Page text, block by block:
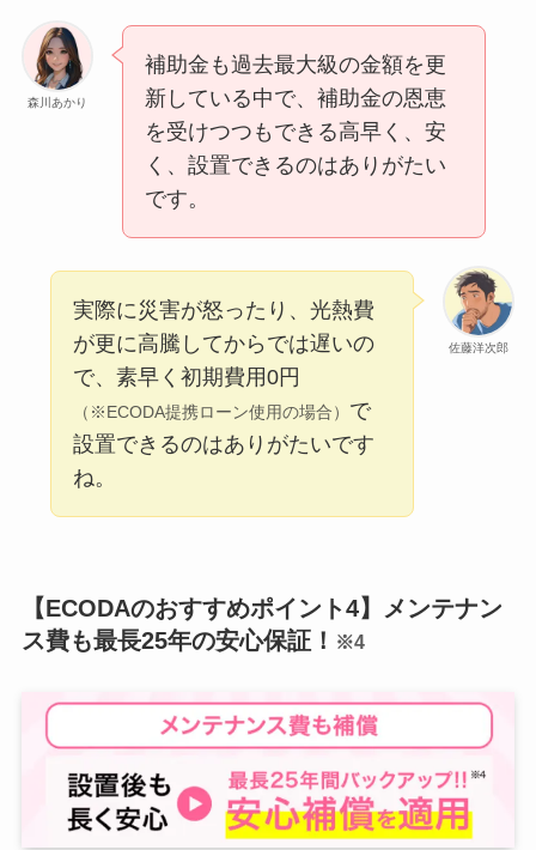
森川あかり
補助金も過去最大級の金額を更
新している中で、補助金の恩恵
を受けつつもできる高早く、安
く、設置できるのはありがたい
です。
佐藤洋次郎
実際に災害が怒ったり、光熱費
が更に高騰してからでは遅いの
で、素早く初期費用0円
（※ECODA提携ローン使用の場合） で
設置できるのはありがたいです
ね。
【ECODAのおすすめポイント4】メンテナン
ス費も最長25年の安心保証！ ※4